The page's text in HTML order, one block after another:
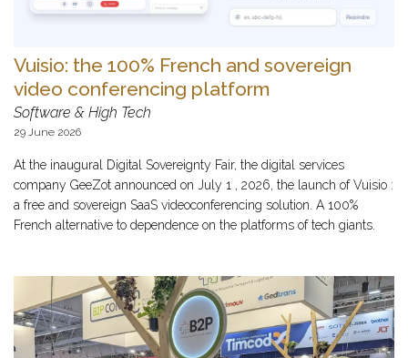
Vuisio: the 100% French and sovereign
video conferencing platform
Software & High Tech
29 June 2026
At the inaugural Digital Sovereignty Fair, the digital services
company GeeZot announced on July 1 , 2026, the launch of Vuisio :
a free and sovereign SaaS videoconferencing solution. A 100%
French alternative to dependence on the platforms of tech giants.